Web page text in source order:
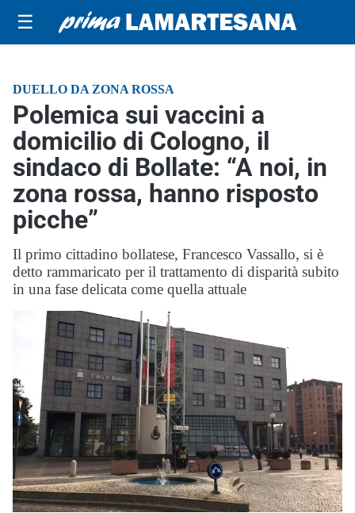
☰
DUELLO DA ZONA ROSSA
Polemica sui vaccini a
domicilio di Cologno, il
sindaco di Bollate: “A noi, in
zona rossa, hanno risposto
picche”
Il primo cittadino bollatese, Francesco Vassallo, si è
detto rammaricato per il trattamento di disparità subito
in una fase delicata come quella attuale